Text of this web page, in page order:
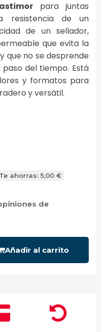
para juntas
resistencia de un
de un sellador,
que evita la
que no se desprende
del tiempo. Está
y formatos para
y versátil.
Te ahorras: 5,00 €
de
Añadir al carrito